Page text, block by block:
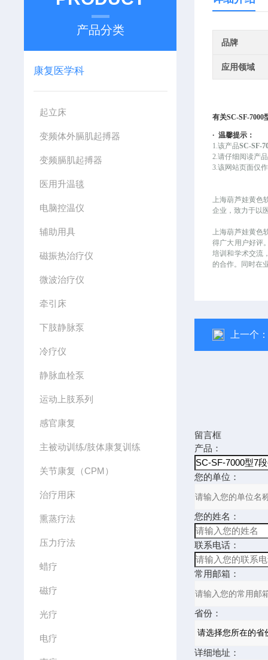
产品分类
康复医学科
起立床
变频体外膈肌起搏器
变频膈肌起搏器
医用升温毯
电脑控温仪
辅助用具
磁振热治疗仪
微波治疗仪
牵引床
下肢静脉泵
冷疗仪
静脉血栓泵
运动上肢系列
感官康复
主被动训练/肢体康复训练
关节康复（CPM）
治疗用床
熏蒸疗法
压力疗法
蜡疗
磁疗
光疗
电疗
品牌
应用领域
有关SC-SF-7000
·温馨提示：
1.该产品SC-SF-
2.请仔细阅读产
3.该网站页面仅
上海葫芦娃黄色
企业，致力于以
上海葫芦娃黄色
得广大用户好评
培训和学术交流
的合作。同时在
上一个：
留言框
产品：
您的单位：
您的姓名：
联系电话：
常用邮箱：
省份：
详细地址：